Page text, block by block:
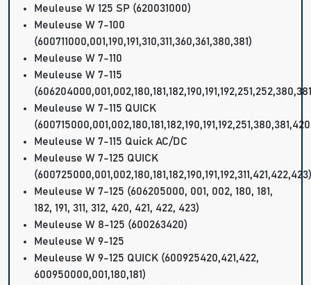
Meuleuse W 125 SP (620031000)
Meuleuse W 7-100
(600711000,001,190,191,310,311,360,361,380,381)
Meuleuse W 7-110
Meuleuse W 7-115
Meuleuse W 7-115 QUICK
Meuleuse W 7-115 Quick AC/DC
Meuleuse W 7-125 QUICK
Meuleuse W 7-125 (606205000, 001, 002, 180, 181,
182, 191, 311, 312, 420, 421, 422, 423)
Meuleuse W 8-125 (600263420)
Meuleuse W 9-125
Meuleuse W 9-125 QUICK (600925420,421,422,
600950000,001,180,181)